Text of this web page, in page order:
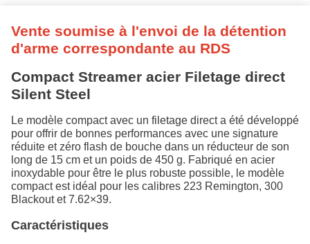
Vente soumise à l'envoi de la détention
d'arme correspondante au RDS
Compact Streamer acier Filetage direct
Silent Steel
Le modèle compact avec un filetage direct a été développé
pour offrir de bonnes performances avec une signature
réduite et zéro flash de bouche dans un réducteur de son
long de 15 cm et un poids de 450 g. Fabriqué en acier
inoxydable pour être le plus robuste possible, le modèle
compact est idéal pour les calibres 223 Remington, 300
Blackout et 7.62×39.
Caractéristiques